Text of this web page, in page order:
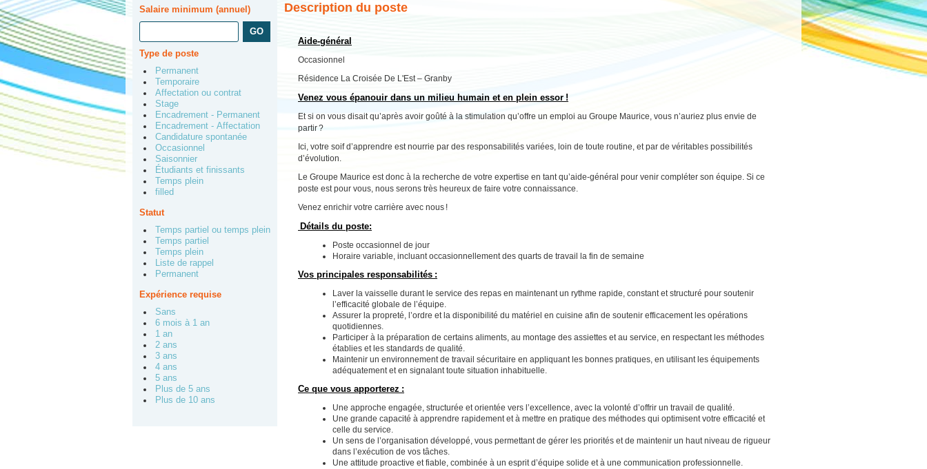
Salaire minimum (annuel)
Type de poste
Permanent
Temporaire
Affectation ou contrat
Stage
Encadrement - Permanent
Encadrement - Affectation
Candidature spontanée
Occasionnel
Saisonnier
Étudiants et finissants
Temps plein
filled
Statut
Temps partiel ou temps plein
Temps partiel
Temps plein
Liste de rappel
Permanent
Expérience requise
Sans
6 mois à 1 an
1 an
2 ans
3 ans
4 ans
5 ans
Plus de 5 ans
Plus de 10 ans
Description du poste
Aide-général
Occasionnel
Résidence La Croisée De L'Est – Granby
Venez vous épanouir dans un milieu humain et en plein essor !
Et si on vous disait qu’après avoir goûté à la stimulation qu’offre un emploi au Groupe Maurice, vous n’auriez plus envie de
partir ?
Ici, votre soif d’apprendre est nourrie par des responsabilités variées, loin de toute routine, et par de véritables possibilités
d’évolution.
Le Groupe Maurice est donc à la recherche de votre expertise en tant qu’aide-général pour venir compléter son équipe. Si ce
poste est pour vous, nous serons très heureux de faire votre connaissance.
Venez enrichir votre carrière avec nous !
Détails du poste:
Poste occasionnel de jour
Horaire variable, incluant occasionnellement des quarts de travail la fin de semaine
Vos principales responsabilités :
Laver la vaisselle durant le service des repas en maintenant un rythme rapide, constant et structuré pour soutenir
l’efficacité globale de l’équipe.
Assurer la propreté, l’ordre et la disponibilité du matériel en cuisine afin de soutenir efficacement les opérations
quotidiennes.
Participer à la préparation de certains aliments, au montage des assiettes et au service, en respectant les méthodes
établies et les standards de qualité.
Maintenir un environnement de travail sécuritaire en appliquant les bonnes pratiques, en utilisant les équipements
adéquatement et en signalant toute situation inhabituelle.
Ce que vous apporterez :
Une approche engagée, structurée et orientée vers l’excellence, avec la volonté d’offrir un travail de qualité.
Une grande capacité à apprendre rapidement et à mettre en pratique des méthodes qui optimisent votre efficacité et
celle du service.
Un sens de l’organisation développé, vous permettant de gérer les priorités et de maintenir un haut niveau de rigueur
dans l’exécution de vos tâches.
Une attitude proactive et fiable, combinée à un esprit d’équipe solide et à une communication professionnelle.